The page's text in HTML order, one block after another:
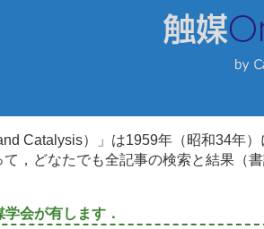
Catalysis）」は1959年（昭和34年
て，どなたでも全記事の検索と結果（
会が有します．